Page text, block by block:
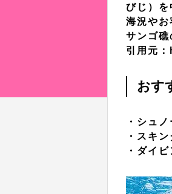
びじ）を
海況やお
サンゴ礁
引用元
おす
・シュ
・スキ
・ダイ